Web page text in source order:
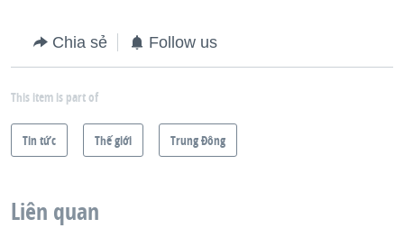
Chia sẻ Follow us
This item is part of
Tin tức Thế giới Trung Ðông
Liên quan